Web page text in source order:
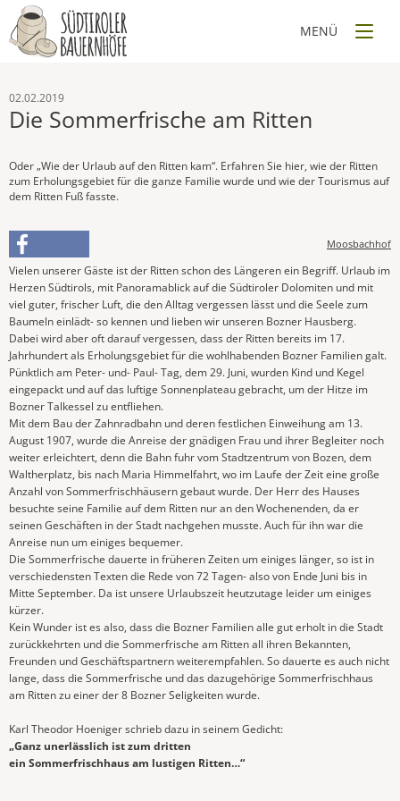
02.02.2019
Die Sommerfrische am Ritten
Oder „Wie der Urlaub auf den Ritten kam“. Erfahren Sie hier, wie der Ritten
zum Erholungsgebiet für die ganze Familie wurde und wie der Tourismus auf
dem Ritten Fuß fasste.
Moosbachhof
Vielen unserer Gäste ist der Ritten schon des Längeren ein Begriff. Urlaub im
Herzen Südtirols, mit Panoramablick auf die Südtiroler Dolomiten und mit
viel guter, frischer Luft, die den Alltag vergessen lässt und die Seele zum
Baumeln einlädt- so kennen und lieben wir unseren Bozner Hausberg.
Dabei wird aber oft darauf vergessen, dass der Ritten bereits im 17.
Jahrhundert als Erholungsgebiet für die wohlhabenden Bozner Familien galt.
Pünktlich am Peter- und- Paul- Tag, dem 29. Juni, wurden Kind und Kegel
eingepackt und auf das luftige Sonnenplateau gebracht, um der Hitze im
Bozner Talkessel zu entfliehen.
Mit dem Bau der Zahnradbahn und deren festlichen Einweihung am 13.
August 1907, wurde die Anreise der gnädigen Frau und ihrer Begleiter noch
weiter erleichtert, denn die Bahn fuhr vom Stadtzentrum von Bozen, dem
Waltherplatz, bis nach Maria Himmelfahrt, wo im Laufe der Zeit eine große
Anzahl von Sommerfrischhäusern gebaut wurde. Der Herr des Hauses
besuchte seine Familie auf dem Ritten nur an den Wochenenden, da er
seinen Geschäften in der Stadt nachgehen musste. Auch für ihn war die
Anreise nun um einiges bequemer.
Die Sommerfrische dauerte in früheren Zeiten um einiges länger, so ist in
verschiedensten Texten die Rede von 72 Tagen- also von Ende Juni bis in
Mitte September. Da ist unsere Urlaubszeit heutzutage leider um einiges
kürzer.
Kein Wunder ist es also, dass die Bozner Familien alle gut erholt in die Stadt
zurückkehrten und die Sommerfrische am Ritten all ihren Bekannten,
Freunden und Geschäftspartnern weiterempfahlen. So dauerte es auch nicht
lange, dass die Sommerfrische und das dazugehörige Sommerfrischhaus
am Ritten zu einer der 8 Bozner Seligkeiten wurde.
Karl Theodor Hoeniger schrieb dazu in seinem Gedicht:
„Ganz unerlässlich ist zum dritten
ein Sommerfrischhaus am lustigen Ritten…“